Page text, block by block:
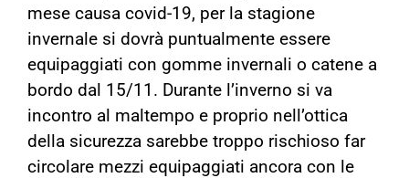
mese causa covid-19, per la stagione
invernale si dovrà puntualmente essere
equipaggiati con gomme invernali o catene a
bordo dal 15/11. Durante l’inverno si va
incontro al maltempo e proprio nell’ottica
della sicurezza sarebbe troppo rischioso far
circolare mezzi equipaggiati ancora con le